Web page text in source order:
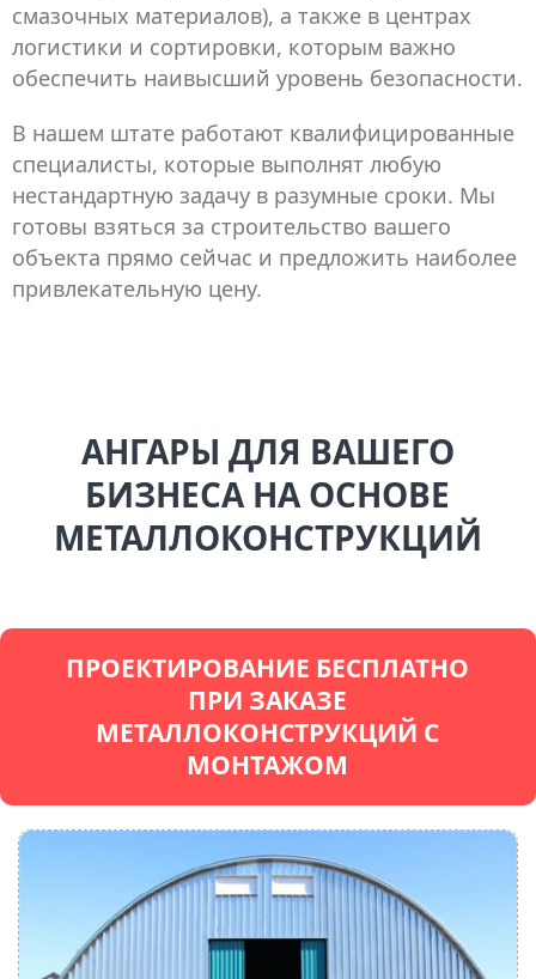
смазочных материалов), а также в центрах
логистики и сортировки, которым важно
обеспечить наивысший уровень безопасности.
В нашем штате работают квалифицированные
специалисты, которые выполнят любую
нестандартную задачу в разумные сроки. Мы
готовы взяться за строительство вашего
объекта прямо сейчас и предложить наиболее
привлекательную цену.
АНГАРЫ ДЛЯ ВАШЕГО
БИЗНЕСА НА ОСНОВЕ
МЕТАЛЛОКОНСТРУКЦИЙ
ПРОЕКТИРОВАНИЕ БЕСПЛАТНО
ПРИ ЗАКАЗЕ
МЕТАЛЛОКОНСТРУКЦИЙ С
МОНТАЖОМ